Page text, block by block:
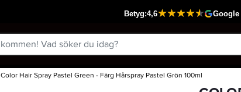
Color Hair Spray Pastel Green - Färg Hårspray Pastel Grön 100ml